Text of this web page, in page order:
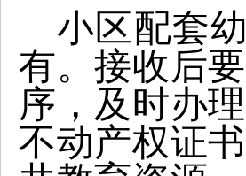
小区配套
有。接收后
序，及时办
不动产权证